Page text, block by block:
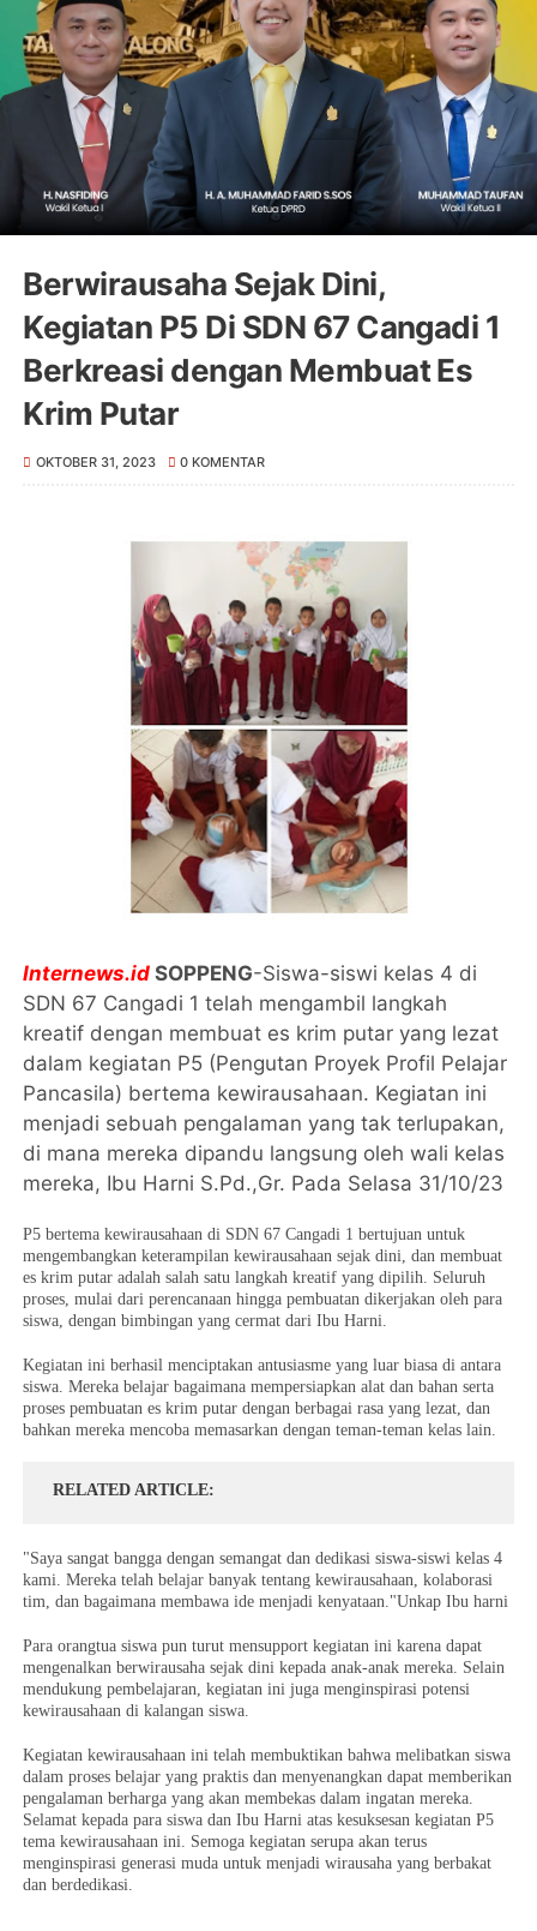
Berwirausaha Sejak Dini,
Kegiatan P5 Di SDN 67 Cangadi 1
Berkreasi dengan Membuat Es
Krim Putar
OKTOBER 31, 2023 0 KOMENTAR
Internews.id SOPPENG-Siswa-siswi kelas 4 di
SDN 67 Cangadi 1 telah mengambil langkah
kreatif dengan membuat es krim putar yang lezat
dalam kegiatan P5 (Pengutan Proyek Profil Pelajar
Pancasila) bertema kewirausahaan. Kegiatan ini
menjadi sebuah pengalaman yang tak terlupakan,
di mana mereka dipandu langsung oleh wali kelas
mereka, Ibu Harni S.Pd.,Gr. Pada Selasa 31/10/23
P5 bertema kewirausahaan di SDN 67 Cangadi 1 bertujuan untuk
mengembangkan keterampilan kewirausahaan sejak dini, dan membuat
es krim putar adalah salah satu langkah kreatif yang dipilih. Seluruh
proses, mulai dari perencanaan hingga pembuatan dikerjakan oleh para
siswa, dengan bimbingan yang cermat dari Ibu Harni.
Kegiatan ini berhasil menciptakan antusiasme yang luar biasa di antara
siswa. Mereka belajar bagaimana mempersiapkan alat dan bahan serta
proses pembuatan es krim putar dengan berbagai rasa yang lezat, dan
bahkan mereka mencoba memasarkan dengan teman-teman kelas lain.
RELATED ARTICLE
"Saya sangat bangga dengan semangat dan dedikasi siswa-siswi kelas 4
kami. Mereka telah belajar banyak tentang kewirausahaan, kolaborasi
tim, dan bagaimana membawa ide menjadi kenyataan."Unkap Ibu harni
Para orangtua siswa pun turut mensupport kegiatan ini karena dapat
mengenalkan berwirausaha sejak dini kepada anak-anak mereka. Selain
mendukung pembelajaran, kegiatan ini juga menginspirasi potensi
kewirausahaan di kalangan siswa.
Kegiatan kewirausahaan ini telah membuktikan bahwa melibatkan siswa
dalam proses belajar yang praktis dan menyenangkan dapat memberikan
pengalaman berharga yang akan membekas dalam ingatan mereka.
Selamat kepada para siswa dan Ibu Harni atas kesuksesan kegiatan P5
tema kewirausahaan ini. Semoga kegiatan serupa akan terus
menginspirasi generasi muda untuk menjadi wirausaha yang berbakat
dan berdedikasi.